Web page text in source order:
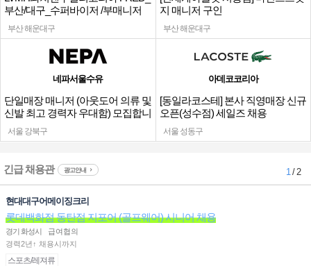
부산/대구_수퍼바이저 /부매니저
채용
부산 해운대구
지 매니저 구인
부산 해운대구
네파서울수유
단일매장 매니저 (아웃도어 의류 및
신발 최고 경력자 우대함) 모집합니
다.
서울 강북구
아데코코리아
[동일라코스테] 본사 직영매장 신규
오픈(성수점) 세일즈 채용
서울 성동구
긴급 채용관 광고안내 1/ 2
현대대구어메이징크리
롯데백화점 동탄점 지포어 (골프웨어) 시니어 채용
경기 화성시
급여협의
경력2년↑ 채용시까지
스포츠/레져류